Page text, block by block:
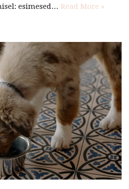
esimesed… Read More »